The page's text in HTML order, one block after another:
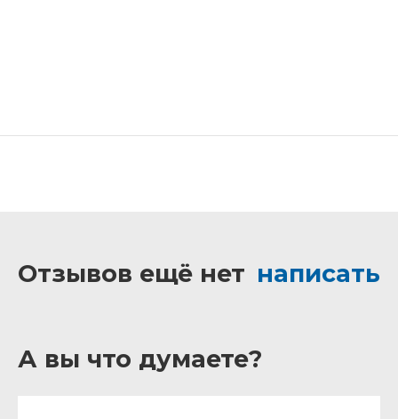
Отзывов ещё нет написать
А вы что думаете?